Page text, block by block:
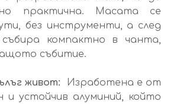
практична. Масата се
без инструменти, а след
компактно в чанта,
събитие.
живот: Изработена е от
и устойчив алуминий, който